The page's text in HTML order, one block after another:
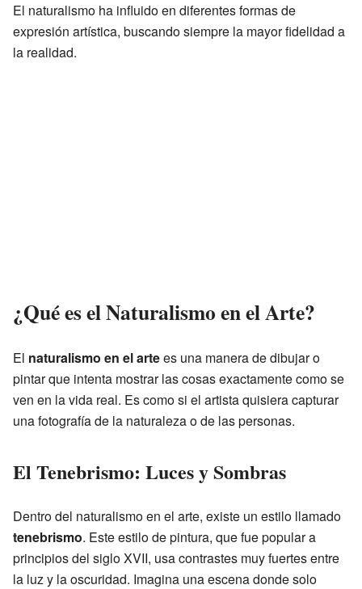
El naturalismo ha influido en diferentes formas de
expresión artística, buscando siempre la mayor fidelidad a
la realidad.
¿Qué es el Naturalismo en el Arte?
El naturalismo en el artees una manera de dibujar o
pintar que intenta mostrar las cosas exactamente como se
ven en la vida real. Es como si el artista quisiera capturar
una fotografía de la naturaleza o de las personas.
El Tenebrismo: Luces y Sombras
Dentro del naturalismo en el arte, existe un estilo llamado
tenebrismo. Este estilo de pintura, que fue popular a
principios del siglo XVII, usa contrastes muy fuertes entre
la luz y la oscuridad. Imagina una escena donde solo